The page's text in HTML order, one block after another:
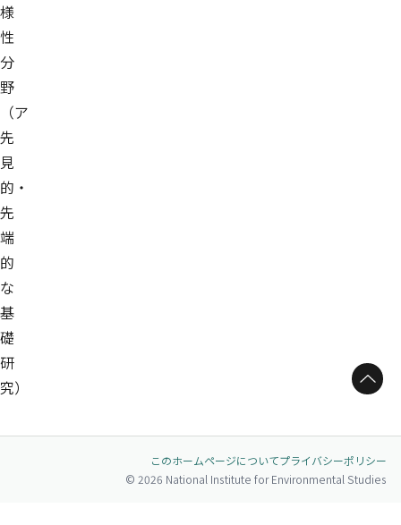
様
性
分
野
（ア
先
見
的・
先
端
的
な
基
礎
研
究）
ページトップへ
このホームページについてプライバシーポリシー
© 2026 National Institute for Environmental Studies